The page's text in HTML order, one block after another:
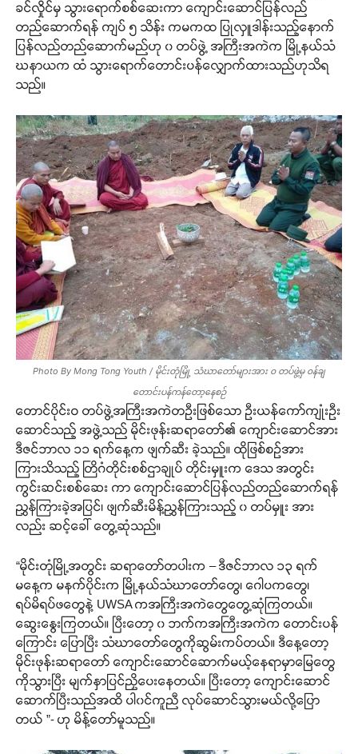
ခင်လှိုင်မှ သွားရောက်စစ်ဆေးကာ ကျောင်းဆောင်ပြန်လည်
တည်ဆောက်ရန် ကျပ် ၅ သိန်း ကမကထ ပြုလှူဒါန်းသည့်နောက်
ပြန်လည်တည်ဆောက်မည်ဟု ၀ တပ်ဖွဲ့ အကြီးအကဲက မြို့နယ်သံ
ဃနာယက ထံ သွားရောက်တောင်းပန်လျှောက်ထားသည်ဟုသိရ
သည်။
Photo By Mong Tong Youth / မိုင်းတုံမြို့ သံဃာတော်များအား ၀ တပ်ဖွဲ့မှ ၀န်ချ
တောင်းပန်ကန်တော့နေစဉ်
တောင်ပိုင်းဝ တပ်ဖွဲ့အကြီးအကဲတဦးဖြစ်သော ဦးယန်ကော်ကျုံးဦး
ဆောင်သည့် အဖွဲ့သည် မိုင်းဖုန်းဆရာတော်၏ ကျောင်းဆောင်အား
ဒီဇင်ဘာလ ၁၁ ရက်နေ့က ဖျက်ဆီး ခဲ့သည်။ ထိုဖြစ်စဉ်အား
ကြားသိသည့် တြိဂံတိုင်းစစ်ဌာချုပ် တိုင်းမှူးက ဒေသ အတွင်း
ကွင်းဆင်းစစ်ဆေး ကာ ကျောင်းဆောင်ပြန်လည်တည်ဆောက်ရန်
ညွှန်ကြားခဲ့အပြင်၊ ဖျက်ဆီးမိန့်ညွှန်ကြားသည့် ၀ တပ်မှူး အား
လည်း ဆင့်ခေါ် တွေ့ဆုံသည်။
“မိုင်းတုံမြို့အတွင်း ဆရာတော်တပါးက – ဒီဇင်ဘာလ ၁၃ ရက်
မနေ့က မနက်ပိုင်းက မြို့နယ်သံဃာတော်တွေ၊ ဂေါပကတွေ၊
ရပ်မိရပ်ဖတွေနဲ့ UWSA ကအကြီးအကဲတွေတွေ့ဆုံကြတယ်။
ဆွေးနွေးကြတယ်။ ပြီးတော့ ၀ ဘက်ကအကြီးအကဲက တောင်းပန်
ကြောင်း ပြောပြီး သံဃာတော်တွေကိုဆွမ်းကပ်တယ်။ ဒီနေ့တော့
မိုင်းဖုန်းဆရာတော် ကျောင်းဆောင်ဆောက်မယ့်နေရာမှာမြေတွေ
ကိုသွားပြီး မျက်နှာပြင်ညှိပေးနေတယ်။ ပြီးတော့ ကျောင်းဆောင်
ဆောက်ပြီးသည်အထိ ပါ၀င်ကူညီ လုပ်ဆောင်သွားမယ်လို့ပြော
တယ် ”- ဟု မိန့်တော်မူသည်။